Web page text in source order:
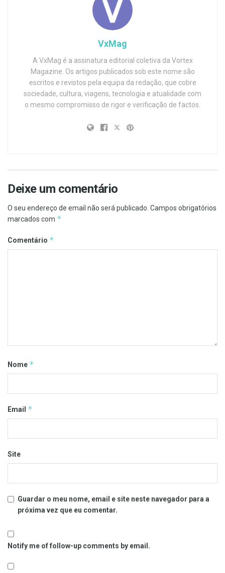
VxMag
A VxMag é a assinatura editorial coletiva da Vortex
Magazine. Os artigos publicados sob este nome são
escritos e revistos pela equipa da redação, que cobre
sociedade, cultura, viagens, tecnologia e atualidade com
o mesmo compromisso de rigor e verificação de factos.
Deixe um comentário
O seu endereço de email não será publicado. Campos obrigatórios
marcados com *
Comentário *
Nome *
Email *
Site
Guardar o meu nome, email e site neste navegador para a
próxima vez que eu comentar.
Notify me of follow-up comments by email.